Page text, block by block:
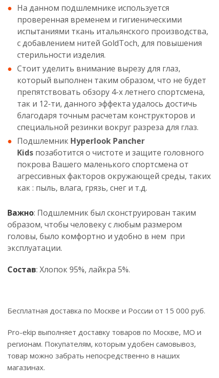
На данном подшлемнике используется
проверенная временем и гигиеническими
испытаниями ткань итальянского производства,
с добавлением нитей GoldToch, для повышения
стерильности изделия.
Стоит уделить внимание вырезу для глаз,
который выполнен таким образом, что не будет
препятствовать обзору 4-х летнего спортсмена,
так и 12-ти, данного эффекта удалось достичь
благодаря точным расчетам конструкторов и
специальной резинки вокруг разреза для глаз.
Подшлемник Hyperlook Pancher
Kids позаботится о чистоте и защите головного
покрова Вашего маленького спортсмена от
агрессивных факторов окружающей среды, таких
как : пыль, влага, грязь, снег и т.д.
Важно: Подшлемник был сконструирован таким
образом, чтобы человеку с любым размером
головы, было комфортно и удобно в нем при
эксплуатации.
Состав: Хлопок 95%, лайкра 5%.
Бесплатная доставка по Москве и России от 15 000 руб.
Pro-ekip выполняет доставку товаров по Москве, МО и
регионам. Покупателям, которым удобен самовывоз,
товар можно забрать непосредственно в наших
магазинах.